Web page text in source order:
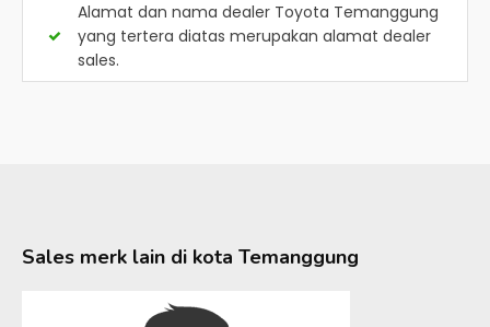
Alamat dan nama dealer Toyota Temanggung
yang tertera diatas merupakan alamat dealer
sales.
Sales merk lain di kota Temanggung